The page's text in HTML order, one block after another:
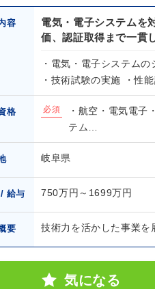
容
電気・電子システムを
価、認証取得まで一貫
・電気・電子システム
・技術試験の実施 ・性
格 必須
・航空・電気電
テム…
岐阜県
給与 750万円～1699万円
要 技術力を活かした事業を
気になる